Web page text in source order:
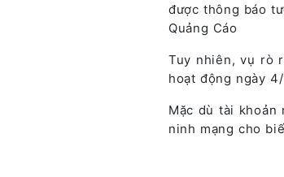
được thông báo
Quảng Cáo
Tuy nhiên, vụ rò
hoạt động ngày
Mặc dù tài
ninh mạng cho